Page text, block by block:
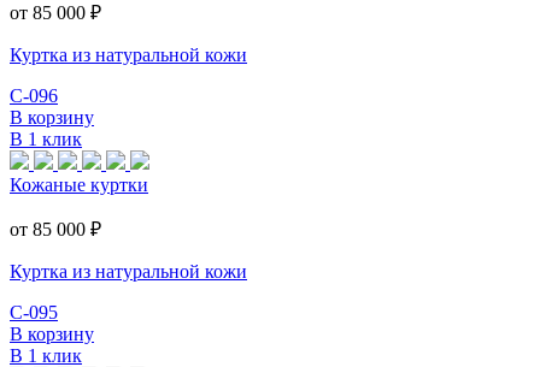
от 85 000 ₽
Куртка из натуральной кожи
С-096
В корзину
В 1 клик
Кожаные куртки
от 85 000 ₽
Куртка из натуральной кожи
С-095
В корзину
В 1 клик